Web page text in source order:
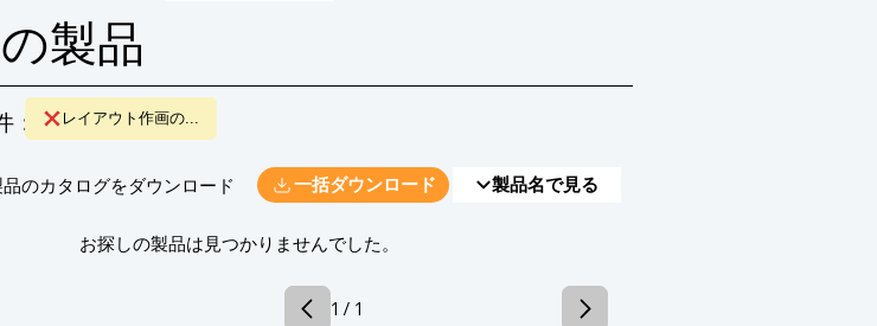
製品
レイアウト作画の...
のカタログをダウンロード 一括ダウンロード 製品名で見る
​お探しの製品は見つかりませんでした。
1 / 1